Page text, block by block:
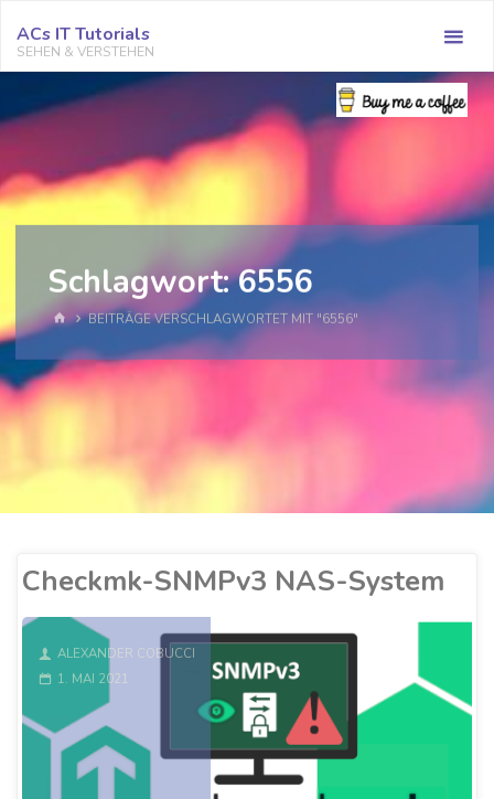
Inhalt
springen
ACs IT Tutorials
SEHEN & VERSTEHEN
Schlagwort:6556
STARTBEITRÄGE VERSCHLAGWORTET MIT "6556"
Checkmk-SNMPv3 NAS-System
ALEXANDER COBUCCI
1. MAI 2021